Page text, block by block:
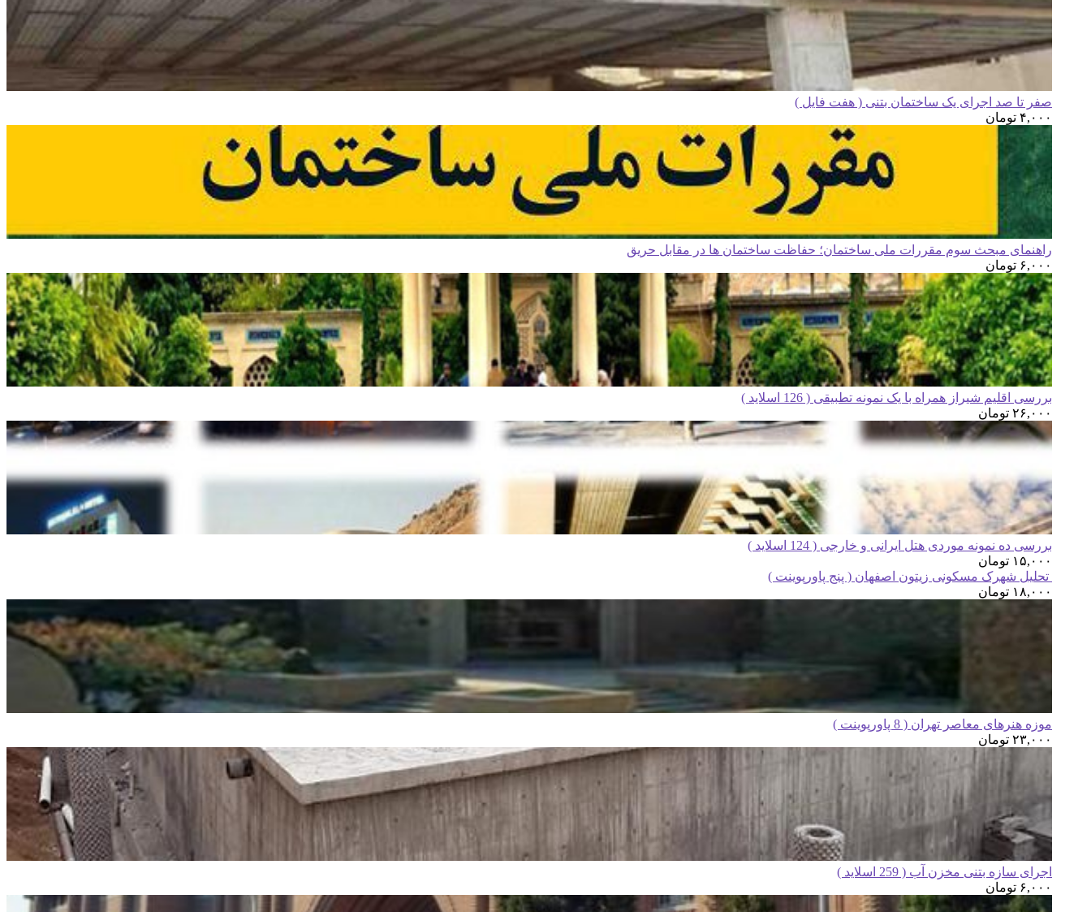
صفر تا صد اجرای یک ساختمان بتنی ( هفت فایل )
۴,۰۰۰ تومان
راهنمای مبحث سوم مقررات ملی ساختمان؛ حفاظت ساختمان ها در مقابل حریق
۶,۰۰۰ تومان
بررسی اقلیم شیراز همراه با یک نمونه تطبیقی ( 126 اسلاید )
۲۶,۰۰۰ تومان
بررسی ده نمونه موردی هتل ایرانی و خارجی ( 124 اسلاید )
۱۵,۰۰۰ تومان
تحلیل شهرک مسکونی زیتون اصفهان ( پنج پاورپوینت )
۱۸,۰۰۰ تومان
موزه هنرهای معاصر تهران ( 8 پاورپوینت )
۲۳,۰۰۰ تومان
اجرای سازه بتنی مخزن آب ( 259 اسلاید )
۶,۰۰۰ تومان